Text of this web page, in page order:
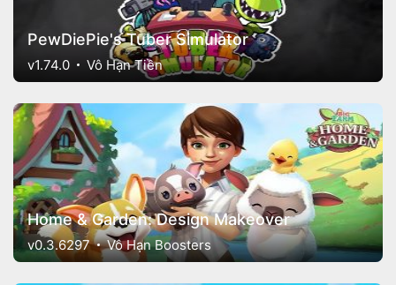
PewDiePie's Tuber Simulator
v1.74.0 Vô Hạn Tiền
Home & Garden: Design Makeover
v0.3.6297 Vô Hạn Boosters